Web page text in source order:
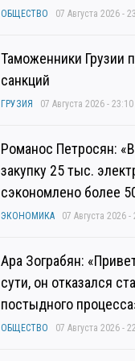
ОБЩЕСТВО 07 Августа 2026 -
Таможенники Грузии
санкций
ГРУЗИЯ 07 Августа 2026 - 23:10
Романос Петросян:
закупку 25 тыс.
сэкономлено более
ЭКОНОМИКА 07 Августа 2026 -
Ара Зограбян:
сути, он отказался
постыдного
ОБЩЕСТВО 07 Августа 2026 -